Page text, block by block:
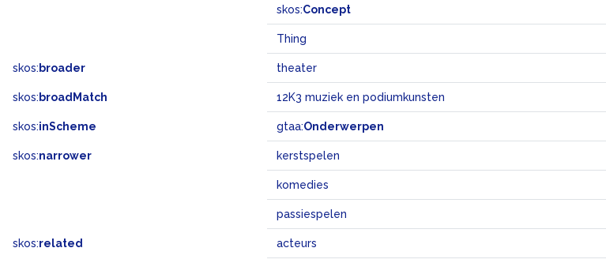
skos:Concept
Thing
skos: broader theater
skos: broadMatch 12K3 muziek en podiumkunsten
skos:inScheme gtaa:Onderwerpen
skos:narrower kerstspelen
komedies
passiespelen
skos:related acteurs